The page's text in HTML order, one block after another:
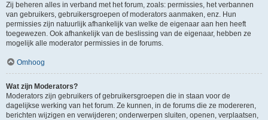
Zij beheren alles in verband met het forum, zoals: permissies, het verbannen
van gebruikers, gebruikersgroepen of moderators aanmaken, enz. Hun
permissies zijn natuurlijk afhankelijk van welke de eigenaar aan hen heeft
toegewezen. Ook afhankelijk van de beslissing van de eigenaar, hebben ze
mogelijk alle moderator permissies in de forums.
Omhoog
Wat zijn Moderators?
Moderators zijn gebruikers of gebruikersgroepen die in staan voor de
dagelijkse werking van het forum. Ze kunnen, in de forums die ze modereren,
berichten wijzigen en verwijderen; onderwerpen sluiten, openen, verplaatsen,